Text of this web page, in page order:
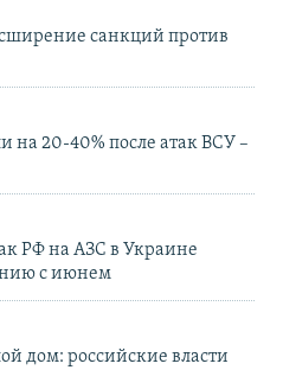
санкций против
20-40% после атак ВСУ –
РФ на АЗС в Украине
с июнем
дом: российские власти